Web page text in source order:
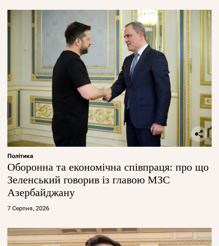
Політика
Оборонна та економічна співпраця: про що
Зеленський говорив із главою МЗС
Азербайджану
7 Серпня, 2026